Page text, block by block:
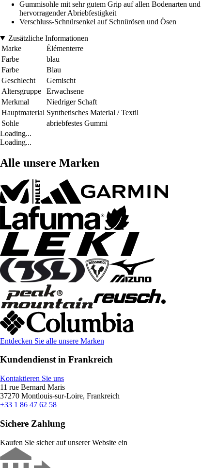
Gummisohle mit sehr gutem Grip auf allen Bodenarten und
hervorragender Abriebfestigkeit
Verschluss-Schnürsenkel auf Schnürösen und Ösen
Zusätzliche Informationen
Marke
Élémenterre
Farbe
blau
Farbe
Blau
Geschlecht
Gemischt
Altersgruppe
Erwachsene
Merkmal
Niedriger Schaft
Hauptmaterial Synthetisches Material / Textil
Sohle
abriebfestes Gummi
Loading...
Loading...
Alle unsere Marken
Entdecken Sie alle unsere Marken
Kundendienst in Frankreich
Kontaktieren Sie uns
11 rue Bernard Maris
37270 Montlouis-sur-Loire, Frankreich
+33 1 86 47 62 58
Sichere Zahlung
Kaufen Sie sicher auf unserer Website ein